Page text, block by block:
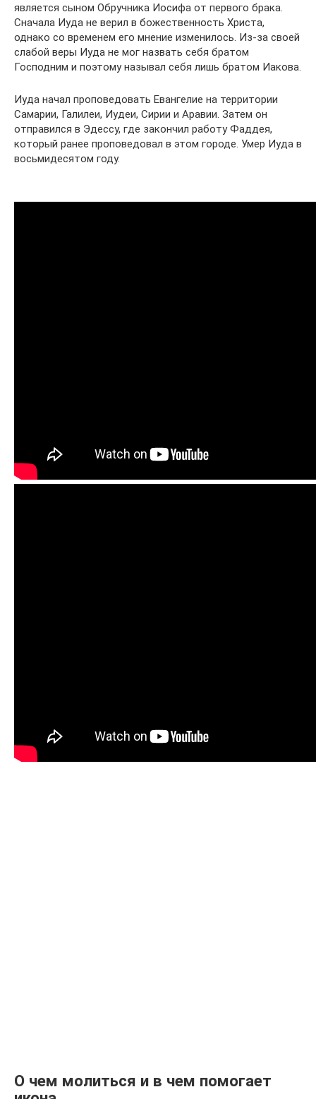
является сыном Обручника Иосифа от первого брака.
Сначала Иуда не верил в божественность Христа,
однако со временем его мнение изменилось. Из-за своей
слабой веры Иуда не мог назвать себя братом
Господним и поэтому называл себя лишь братом Иакова.
Иуда начал проповедовать Евангелие на территории
Самарии, Галилеи, Иудеи, Сирии и Аравии. Затем он
отправился в Эдессу, где закончил работу Фаддея,
который ранее проповедовал в этом городе. Умер Иуда в
восьмидесятом году.
О чем молиться и в чем помогает